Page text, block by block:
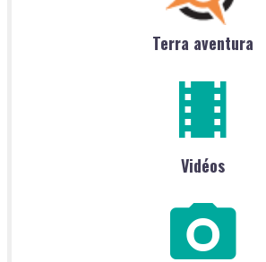
Terra aventura
Vidéos